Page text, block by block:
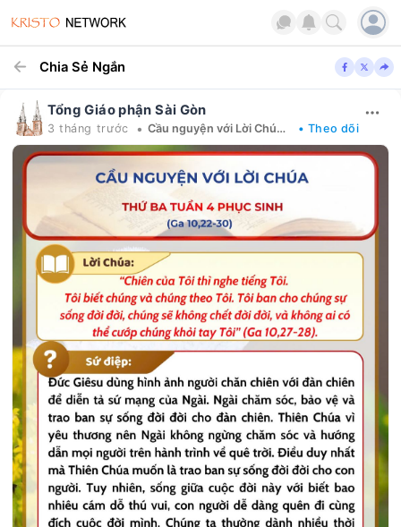
Chia Sẻ Ngắn
Tổng Giáo phận Sài Gòn
3 tháng trước • Cầu nguyện với Lời Chúa mỗi ngày • Theo dõi